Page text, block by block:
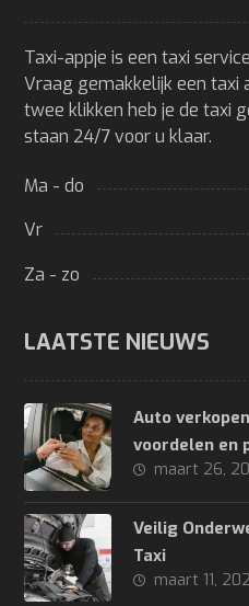
Taxi-appje is een taxi
Vraag gemakkelijk een taxi
twee klikken heb je de taxi
staan 24/7 voor u klaar.
Ma - do
Vr
Za - zo
LAATSTE NIEUWS
Auto
voordelen en
maart 26,
Veilig
Taxi
maart 11,